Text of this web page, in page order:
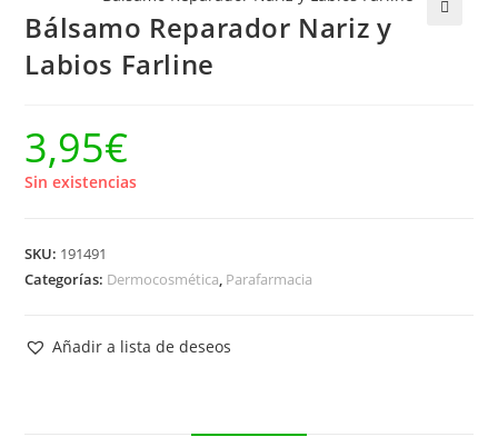
Bálsamo Reparador Nariz y
Labios Farline
3,95€
Sin existencias
SKU: 191491
Categorías: Dermocosmética, Parafarmacia
Añadir a lista de deseos